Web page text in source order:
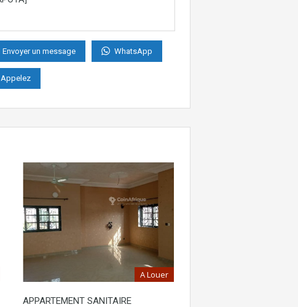
Envoyer un message WhatsApp
Appelez
A Louer
APPARTEMENT SANITAIRE